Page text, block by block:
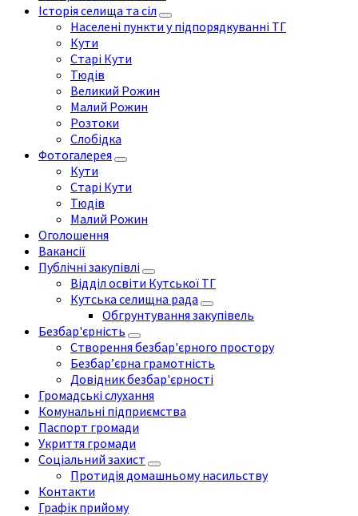
Історія селища та сіл
Населені пункти у підпорядкуванні ТГ
Кути
Старі Кути
Тюдів
Великий Рожин
Малий Рожин
Розтоки
Слобідка
Фотогалерея
Кути
Старі Кути
Тюдів
Малий Рожин
Оголошення
Вакансії
Публічні закупівлі
Відділ освіти Кутської ТГ
Кутська селищна рада
Обгрунтування закупівель
Безбар'єрність
Створення безбар'єрного простору
Безбар’єрна грамотність
Довідник безбар'єрності
Громадські слухання
Комунальні підприємства
Паспорт громади
Укриття громади
Соціальний захист
Протидія домашньому насильству
Контакти
Графік прийому